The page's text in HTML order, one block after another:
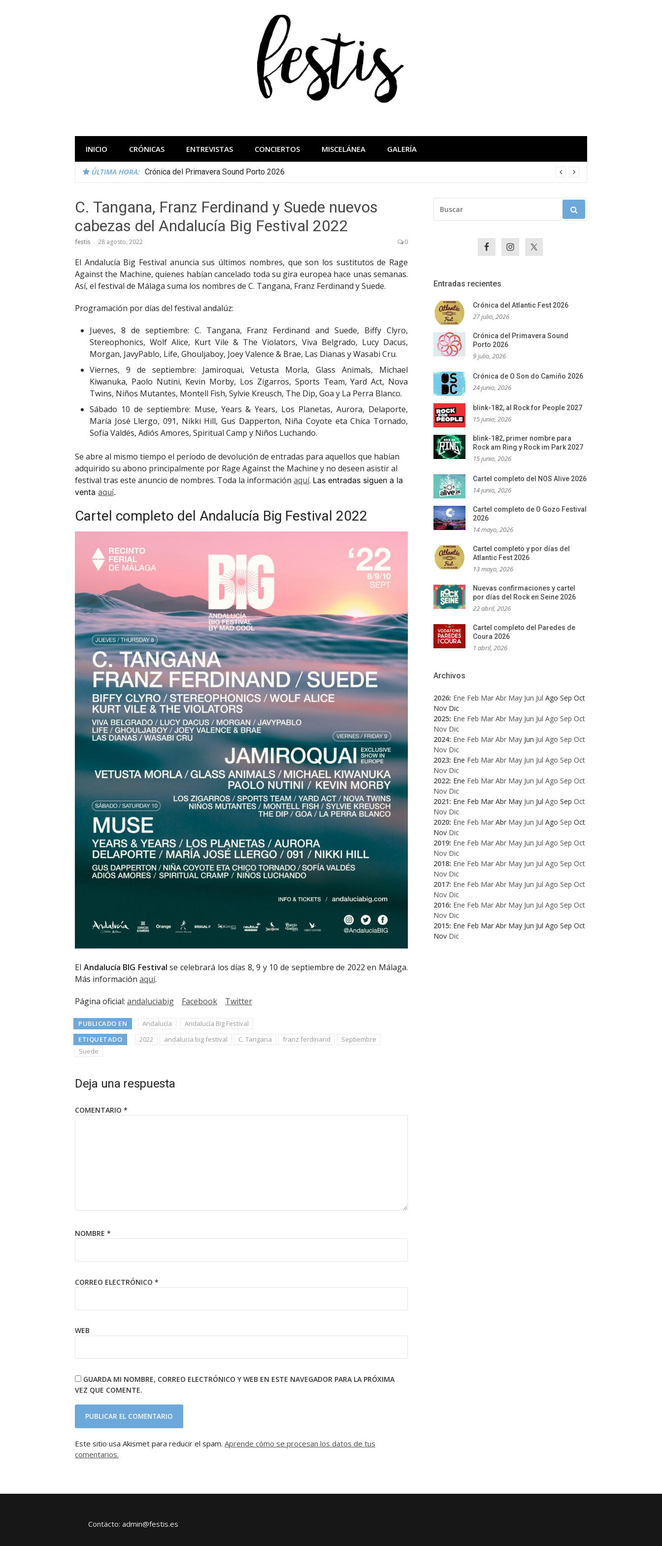
INICIO CRÓNICAS ENTREVISTAS CONCIERTOS MISCELÁNEA GALERÍA
ÚLTIMA HORA: Crónica del Primavera Sound Porto 2026
C. Tangana, Franz Ferdinand y Suede nuevos
cabezas del Andalucía Big Festival 2022
festis 28 agosto, 2022 0
El Andalucía Big Festival anuncia sus últimos nombres, que son los sustitutos de Rage
Against the Machine, quienes habían cancelado toda su gira europea hace unas semanas.
Así, el festival de Málaga suma los nombres de C. Tangana, Franz Ferdinand y Suede.
Programación por días del festival andalúz:
Jueves, 8 de septiembre: C. Tangana, Franz Ferdinand and Suede, Biffy Clyro,
Stereophonics, Wolf Alice, Kurt Vile & The Violators, Viva Belgrado, Lucy Dacus,
Morgan, JavyPablo, Life, Ghouljaboy, Joey Valence & Brae, Las Dianas y Wasabi Cru.
Viernes, 9 de septiembre: Jamiroquai, Vetusta Morla, Glass Animals, Michael
Kiwanuka, Paolo Nutini, Kevin Morby, Los Zigarros, Sports Team, Yard Act, Nova
Twins, Niños Mutantes, Montell Fish, Sylvie Kreusch, The Dip, Goa y La Perra Blanco.
Sábado 10 de septiembre: Muse, Years & Years, Los Planetas, Aurora, Delaporte,
María José Llergo, 091, Nikki Hill, Gus Dapperton, Niña Coyote eta Chica Tornado,
Sofía Valdés, Adiós Amores, Spiritual Camp y Niños Luchando.
Se abre al mismo tiempo el período de devolución de entradas para aquellos que habían
adquirido su abono principalmente por Rage Against the Machine y no deseen asistir al
festival tras este anuncio de nombres. Toda la información aquí. Las entradas siguen a la
venta aquí.
Cartel completo del Andalucía Big Festival 2022
El Andalucía BIG Festival se celebrará los días 8, 9 y 10 de septiembre de 2022 en Málaga.
Más información aquí.
Página oficial: andaluciabig Facebook Twitter
PUBLICADO EN Andalucía
Andalucía Big Festival
ETIQUETADO
2022 andalucia big festival C. Tangana franz ferdinand
Septiembre
Suede
Deja una respuesta
COMENTARIO *
NOMBRE *
CORREO ELECTRÓNICO *
WEB
GUARDA MI NOMBRE, CORREO ELECTRÓNICO Y WEB EN ESTE NAVEGADOR PARA LA PRÓXIMA
VEZ QUE COMENTE.
Este sitio usa Akismet para reducir el spam. Aprende cómo se procesan los datos de tus
comentarios.
Entradas recientes
Crónica del Atlantic Fest 2026
27 julio, 2026
Crónica del Primavera Sound
Porto 2026
9 julio, 2026
Crónica de O Son do Camiño 2026
24 junio, 2026
blink-182, al Rock for People 2027
15 junio, 2026
blink-182, primer nombre para
Rock am Ring y Rock im Park 2027
15 junio, 2026
Cartel completo del NOS Alive 2026
14 junio, 2026
Cartel completo de O Gozo Festival
2026
14 mayo, 2026
Cartel completo y por días del
Atlantic Fest 2026
13 mayo, 2026
Nuevas confirmaciones y cartel
por días del Rock en Seine 2026
22 abril, 2026
Cartel completo del Paredes de
Coura 2026
1 abril, 2026
Archivos
2026: Ene Feb Mar Abr May Jun Jul Ago Sep Oct
Nov Dic
2025: Ene Feb Mar Abr May Jun Jul Ago Sep Oct
Nov Dic
2024: Ene Feb Mar Abr May Jun Jul Ago Sep Oct
Nov Dic
2023: Ene Feb Mar Abr May Jun Jul Ago Sep Oct
Nov Dic
2022: Ene Feb Mar Abr May Jun Jul Ago Sep Oct
Nov Dic
2021: Ene Feb Mar Abr May Jun Jul Ago Sep Oct
Nov Dic
2020: Ene Feb Mar Abr May Jun Jul Ago Sep Oct
Nov Dic
2019: Ene Feb Mar Abr May Jun Jul Ago Sep Oct
Nov Dic
2018: Ene Feb Mar Abr May Jun Jul Ago Sep Oct
Nov Dic
2017: Ene Feb Mar Abr May Jun Jul Ago Sep Oct
Nov Dic
2016: Ene Feb Mar Abr May Jun Jul Ago Sep Oct
Nov Dic
2015: Ene Feb Mar Abr May Jun Jul Ago Sep Oct
Nov Dic
Contacto: admin@festis.es